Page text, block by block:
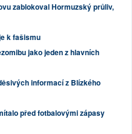
zablokoval Hormuzský průliv,
k fašismu
jako jeden z hlavních
informací z Blízkého
před fotbalovými zápasy